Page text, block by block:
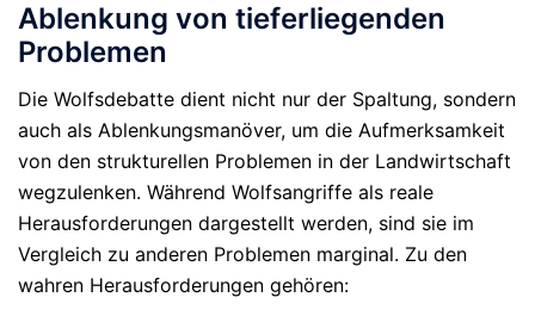
Ablenkung von tieferliegenden
Problemen
Die Wolfsdebatte dient nicht nur der Spaltung, sondern
auch als Ablenkungsmanöver, um die Aufmerksamkeit
von den strukturellen Problemen in der Landwirtschaft
wegzulenken. Während Wolfsangriffe als reale
Herausforderungen dargestellt werden, sind sie im
Vergleich zu anderen Problemen marginal. Zu den
wahren Herausforderungen gehören: